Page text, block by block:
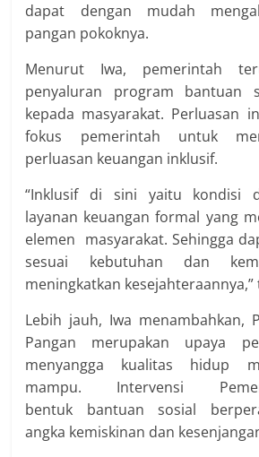
dapat dengan mudah
pangan pokoknya.
Menurut Iwa, pemerintah
penyaluran program bantuan
kepada masyarakat. Perluasan
fokus pemerintah untuk
perluasan keuangan inklusif.
“Inklusif di sini yaitu kondisi
layanan keuangan formal yang
elemen masyarakat. Sehingga
sesuai kebutuhan dan
meningkatkan
Lebih jauh, Iwa menambahkan,
Pangan merupakan upaya
menyangga kualitas hidup
mampu. Intervensi
bentuk bantuan sosial
angka kemiskinan dan